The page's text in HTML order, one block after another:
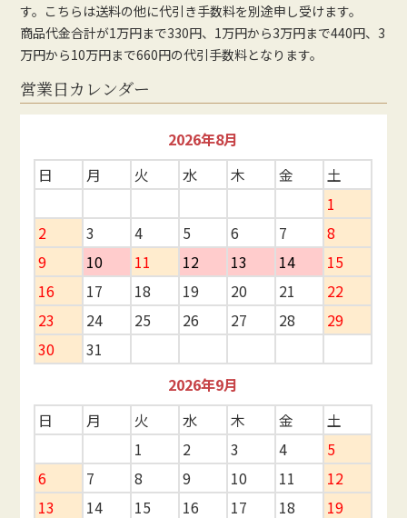
す。こちらは送料の他に代引き手数料を別途申し受けます。
商品代金合計が1万円まで330円、1万円から3万円まで440円、3
万円から10万円まで660円の代引手数料となります。
営業日カレンダー
2026年8月
日
月 火 水 木 金
土
1
2
3 4 5 6 7
8
9
10 11 12 13 14
15
16
17 18 19 20 21
22
23
24 25 26 27 28
29
30
31
2026年9月
日
月 火 水 木 金
土
1
2 3 4
5
6
7 8 9 10 11
12
13
14 15 16 17 18
19